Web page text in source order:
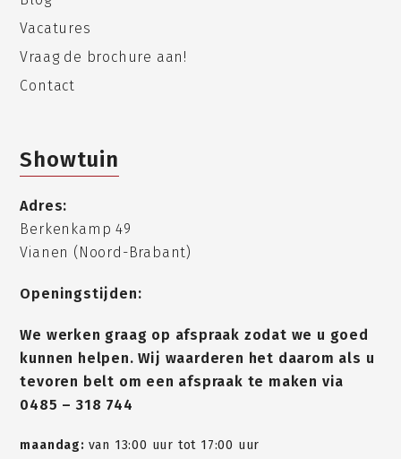
Vacatures
Vraag de brochure aan!
Contact
Showtuin
Adres:
Berkenkamp 49
Vianen (Noord-Brabant)
Openingstijden:
We werken graag op afspraak zodat we u goed
kunnen helpen. Wij waarderen het daarom als u
tevoren belt om een afspraak te maken via
0485 – 318 744
maandag: van 13:00 uur tot 17:00 uur